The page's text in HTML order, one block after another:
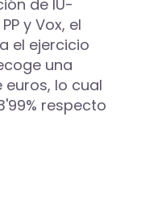
de IU-
y Vox, el
el ejercicio
una
lo cual
respecto